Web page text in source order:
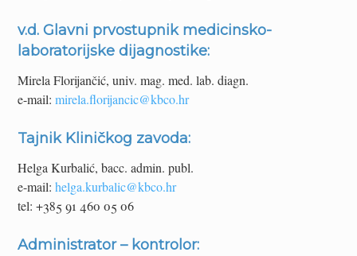
v.d. Glavni prvostupnik medicinsko-
laboratorijske dijagnostike:
Mirela Florijančić, univ. mag. med. lab. diagn.
e-mail: mirela.florijancic@kbco.hr
Tajnik Kliničkog zavoda:
Helga Kurbalić, bacc. admin. publ.
e-mail: helga.kurbalic@kbco.hr
tel: +385 91 460 05 06
Administrator – kontrolor: